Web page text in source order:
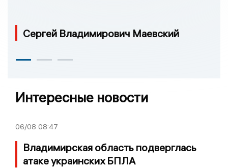
Сергей Владимирович Маевский
Интересные новости
06/08 08:47
Владимирская область подверглась
атаке украинских БПЛА